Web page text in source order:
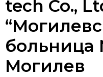
tech Co.,
больница
Могилев